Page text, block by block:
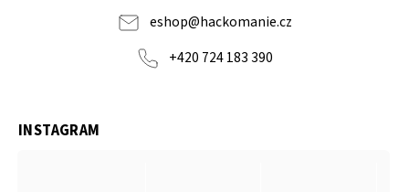
eshop@hackomanie.cz
+420 724 183 390
INSTAGRAM